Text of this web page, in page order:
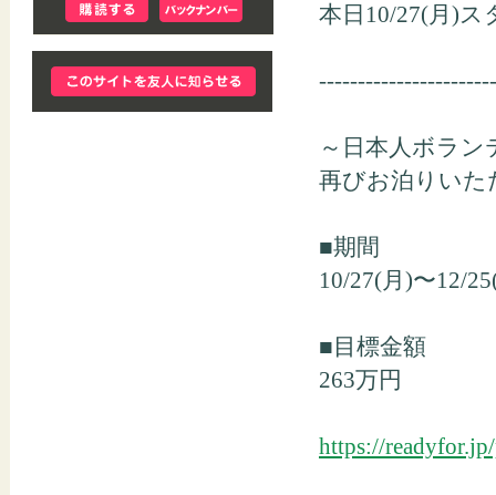
本日10/27(月)ス
～日本人ボラ
再びお泊りい
■期間
10/27(月)〜12/
■目標金額
263万円
https://